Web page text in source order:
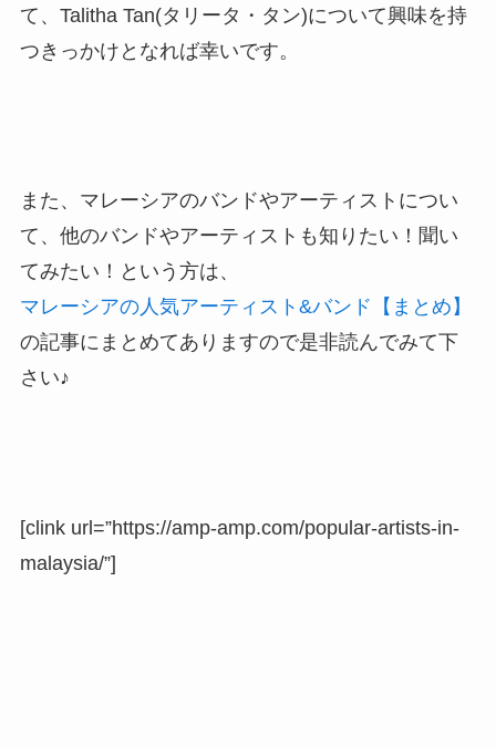
て、Talitha Tan(タリータ・タン)について興味を持
つきっかけとなれば幸いです。
また、マレーシアのバンドやアーティストについ
て、他のバンドやアーティストも知りたい！聞い
てみたい！という方は、
マレーシアの人気アーティスト&バンド【まとめ】
の記事にまとめてありますので是非読んでみて下
さい♪
[clink url=”https://amp-amp.com/popular-artists-in-
malaysia/”]